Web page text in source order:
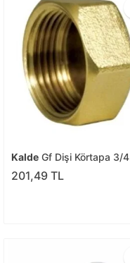
Kalde Gf Dişi Körtapa 3/4
201,49 TL